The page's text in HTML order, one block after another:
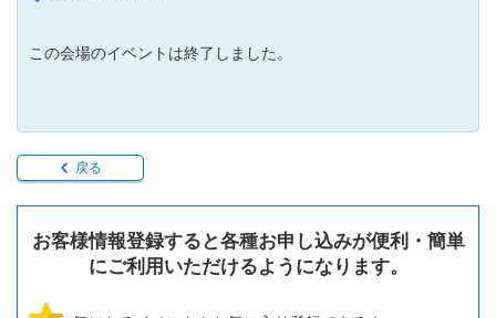
この会場のイベントは終了しました。
戻る
お客様情報登録すると各種お申し込みが便利・簡単
にご利用いただけるようになります。